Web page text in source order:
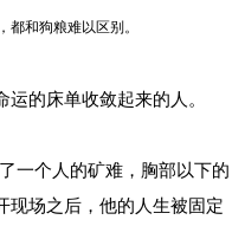
和狗粮难以区别。
的床单收敛起来的人。
一个人的矿难，胸部以下的
现场之后，他的人生被固定